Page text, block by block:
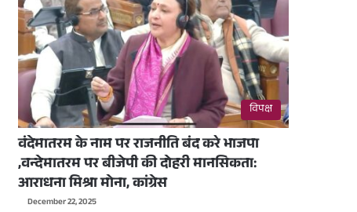
विपक्ष
वंदेमातरम के नाम पर राजनीति बंद करे भाजपा
,वन्देमातरम पर बीजेपी की दोहरी मानसिकता:
आराधना मिश्रा मोना, कांग्रेस
December 22, 2025